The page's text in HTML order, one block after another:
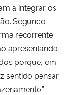
a integrar os
Segundo
recorrente
apresentando
porque, em
sentido pensar